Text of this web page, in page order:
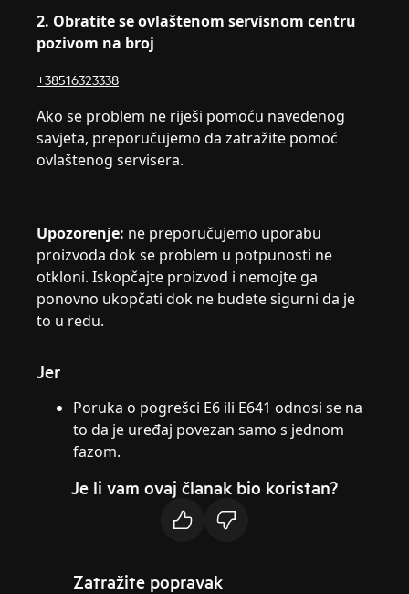
2. Obratite se ovlaštenom servisnom centru
pozivom na broj
+38516323338
Ako se problem ne riješi pomoću navedenog
savjeta, preporučujemo da zatražite pomoć
ovlaštenog servisera.
Upozorenje: ne preporučujemo uporabu
proizvoda dok se problem u potpunosti ne
otkloni. Iskopčajte proizvod i nemojte ga
ponovno ukopčati dok ne budete sigurni da je
to u redu.
Jer
Poruka o pogrešci E6 ili E641 odnosi se na
to da je uređaj povezan samo s jednom
fazom.
Je li vam ovaj članak bio koristan?
Zatražite popravak